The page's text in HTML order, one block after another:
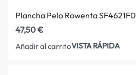
Plancha Pelo Rowenta SF4621F0
47,50€
Añadir al carritoVISTA RÁPIDA